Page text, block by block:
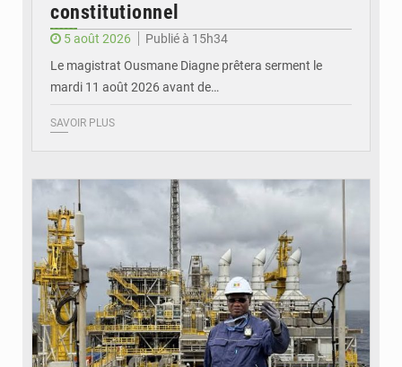
constitutionnel
5 août 2026
Publié à 15h34
Le magistrat Ousmane Diagne prêtera serment le
mardi 11 août 2026 avant de…
SAVOIR PLUS